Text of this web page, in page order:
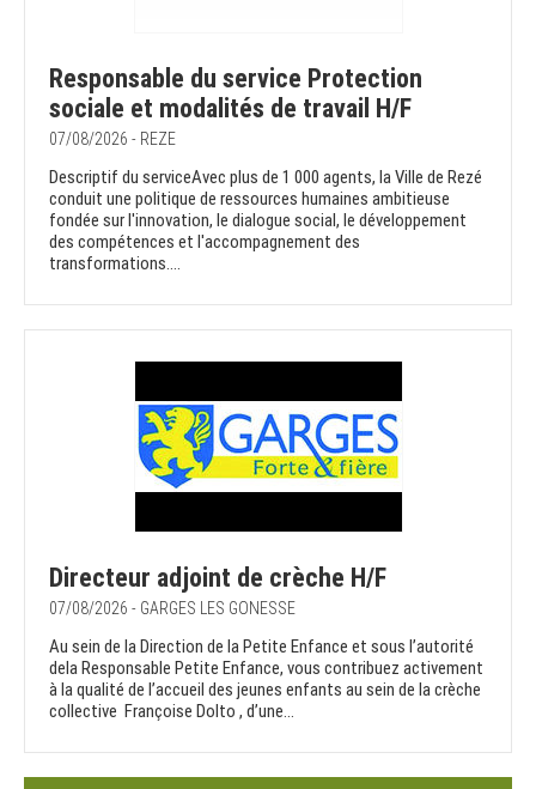
Responsable du service Protection
sociale et modalités de travail H/F
07/08/2026 - REZE
Descriptif du serviceAvec plus de 1 000 agents, la Ville de Rezé
conduit une politique de ressources humaines ambitieuse
fondée sur l'innovation, le dialogue social, le développement
des compétences et l'accompagnement des
transformations....
Directeur adjoint de crèche H/F
07/08/2026 - GARGES LES GONESSE
Au sein de la Direction de la Petite Enfance et sous l’autorité
dela Responsable Petite Enfance, vous contribuez activement
à la qualité de l’accueil des jeunes enfants au sein de la crèche
collective Françoise Dolto , d’une...